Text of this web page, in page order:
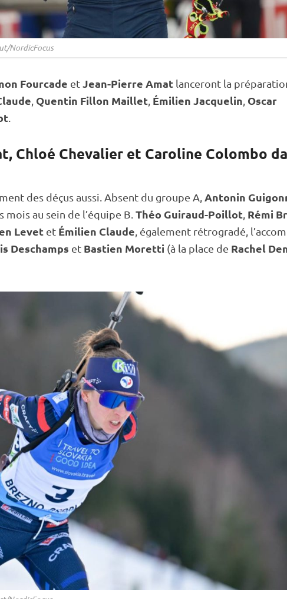
NordicFocus
Fourcade etJean-Pierre Amat lanceront la
Quentin Fillon Maillet Émilien Jacquelin Oscar
Chloé Chevalier et Caroline Colombo
des déçus aussi. Absent du groupe A, Antonin
mois au sein de l’équipe B. Théo Guiraud-Poillot Rémi
Levet et Émilien Claude , également rétrogradé,
Deschamps et Bastien Moretti (à la place de Rachel